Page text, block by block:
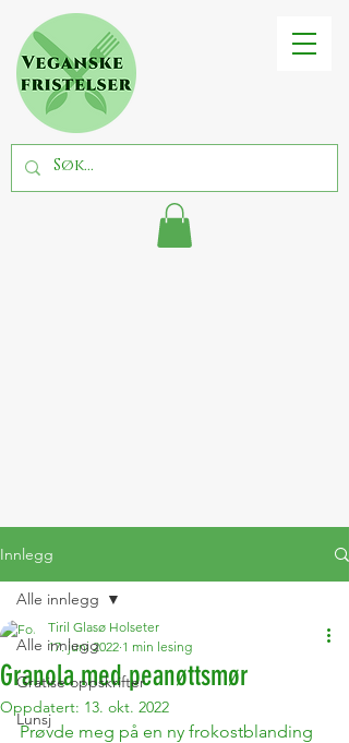
Innlegg
Alle innlegg
Gratise oppskrifter
Lunsj
Alle innlegg
Granola med peanøttsmør
Tiril Glasø Holseter
17. juni 2022 1 min lesing
Oppdatert: 13. okt. 2022
Prøvde meg på en ny frokostblanding